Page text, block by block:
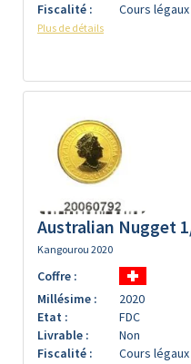
Fiscalité :
Cours légaux
Plus de détails
Australian Nugget
Kangourou 2020
Coffre :
Millésime :
2020
Etat :
FDC
Livrable :
Non
Fiscalité :
Cours légaux